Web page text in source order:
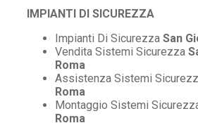
IMPIANTI DI SICUREZZA
Impianti Di Sicurezza San
Vendita Sistemi Sicurezza
Roma
Assistenza Sistemi
Roma
Montaggio Sistemi
Roma